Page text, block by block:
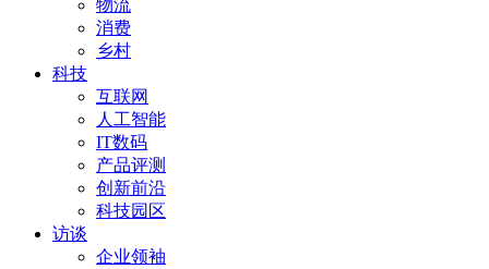
物流
消费
乡村
科技
互联网
人工智能
IT数码
产品评测
创新前沿
科技园区
访谈
企业领袖